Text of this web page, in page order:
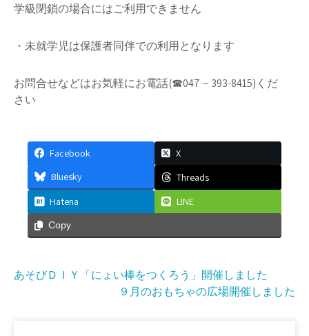
学級閉鎖の場合にはご利用できません
・未就学児は保護者同伴での利用となります
お問合せなどはお気軽にお電話(☎047－393-8415)くだ
さい
Facebook
X
Bluesky
Threads
Hatena
LINE
Copy
投
あそびＤＩＹ「にょい棒をつくろう」開催しました
９月のおもちゃの広場開催しました